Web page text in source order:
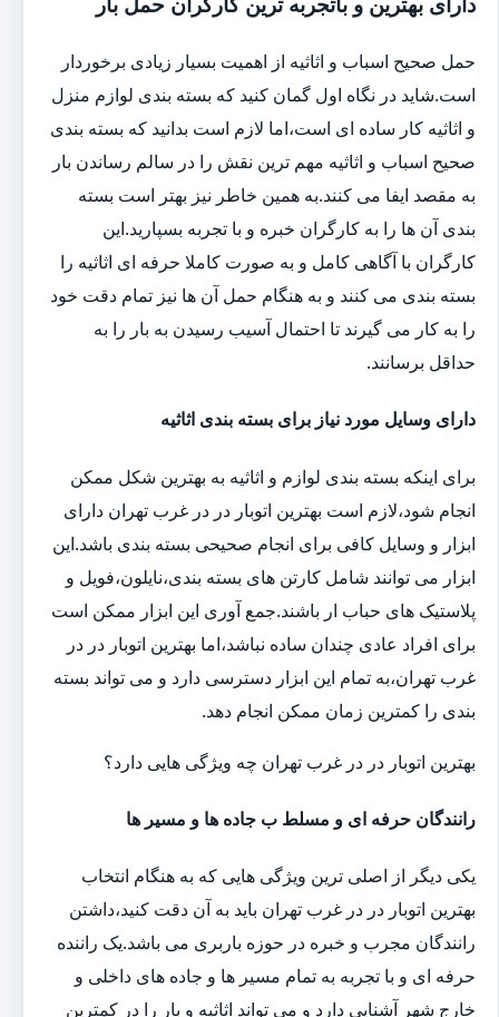
حمل صحیح اسباب و اثاثیه از اهمیت بسیار زیادی برخوردار
است.شاید در نگاه اول گمان کنید که بسته بندی لوازم منزل
و اثاثیه کار ساده ای است،اما لازم است بدانید که بسته بندی
صحیح اسباب و اثاثیه مهم ترین نقش را در سالم رساندن بار
به مقصد ایفا می کنند.به همین خاطر نیز بهتر است بسته
بندی آن ها را به کارگران خبره و با تجربه بسپارید.این
کارگران با آگاهی کامل و به صورت کاملا حرفه ای اثاثیه را
بسته بندی می کنند و به هنگام حمل آن ها نیز تمام دقت خود
را به کار می گیرند تا احتمال آسیب رسیدن به بار را به
حداقل برسانند.
دارای وسایل مورد نیاز برای بسته بندی اثاثیه
برای اینکه بسته بندی لوازم و اثاثیه به بهترین شکل ممکن
انجام شود،لازم است بهترین اتوبار در در غرب تهران دارای
ابزار و وسایل کافی برای انجام صحیحی بسته بندی باشد.این
ابزار می توانند شامل کارتن های بسته بندی،نایلون،فویل و
پلاستیک های حباب ار باشند.جمع آوری این ابزار ممکن است
برای افراد عادی چندان ساده نباشد،اما بهترین اتوبار در در
غرب تهران،به تمام این ابزار دسترسی دارد و می تواند بسته
بندی را کمترین زمان ممکن انجام دهد.
بهترین اتوبار در در غرب تهران چه ویژگی هایی دارد؟
رانندگان حرفه ای و مسلط ب جاده ها و مسیر ها
یکی دیگر از اصلی ترین ویژگی هایی که به هنگام انتخاب
بهترین اتوبار در در غرب تهران باید به آن دقت کنید،داشتن
رانندگان مجرب و خبره در حوزه باربری می باشد.یک راننده
حرفه ای و با تجربه به تمام مسیر ها و جاده های داخلی و
خارج شهر آشنایی دارد و می تواند اثاثیه و بار را در کمترین